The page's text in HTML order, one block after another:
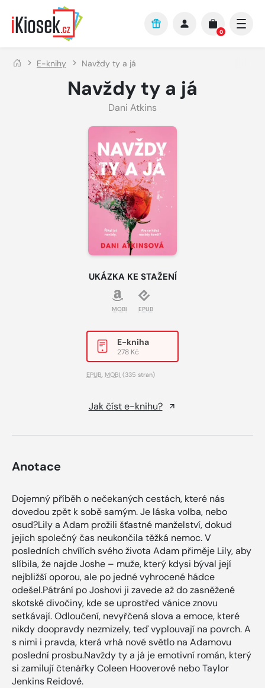
Přejít na hlavní obsah
0
E-knihy Navždy ty a já
Navždy ty a já
Dani Atkins
UKÁZKA KE STAŽENÍ
MOBI EPUB
E-kniha
278 Kč
EPUB MOBI (335 stran)
Jak číst e-knihu?
Anotace
Dojemný příběh o nečekaných cestách, které nás
dovedou zpět k sobě samým. Je láska volba, nebo
osud?Lily a Adam prožili šťastné manželství, dokud
jejich společný čas neukončila těžká nemoc. V
posledních chvílích svého života Adam přiměje Lily, aby
slíbila, že najde Joshe – muže, který kdysi býval její
nejbližší oporou, ale po jedné vyhrocené hádce
odešel.Pátrání po Joshovi ji zavede až do zasněžené
skotské divočiny, kde se uprostřed vánice znovu
setkávají. Odloučení, nevyřčená slova a emoce, které
nikdy doopravdy nezmizely, teď vyplouvají na povrch. A
s nimi i pravda, která vrhá nové světlo na Adamovu
poslední prosbu.Navždy ty a já je emotivní román, který
si zamilují čtenářky Coleen Hooverové nebo Taylor
Jenkins Reidové.